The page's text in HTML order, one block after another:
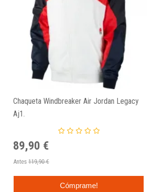
Chaqueta Windbreaker Air Jordan Legacy
Aj1.
89,90 €
Antes 119,90 €
Cómprame!